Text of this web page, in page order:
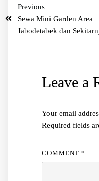
Previous
Sewa Mini Garden Area
Jabodetabek dan
Leave a
Your email
Required fields
COMMENT *